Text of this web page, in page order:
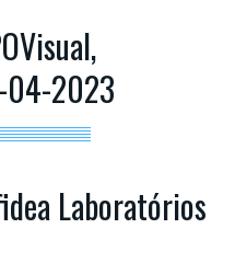
04-2023
Laboratórios